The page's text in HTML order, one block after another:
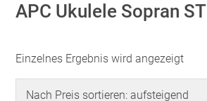
APC Ukulele Sopran ST
Einzelnes Ergebnis wird angezeigt